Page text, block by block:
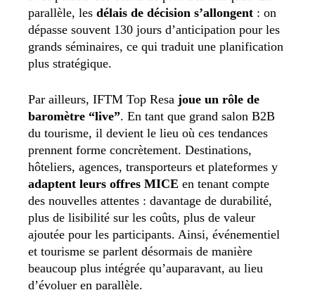
parallèle, les délais de décision s’allongent : on
dépasse souvent 130 jours d’anticipation pour les
grands séminaires, ce qui traduit une planification
plus stratégique.
Par ailleurs, IFTM Top Resa joue un rôle de
baromètre “live”. En tant que grand salon B2B
du tourisme, il devient le lieu où ces tendances
prennent forme concrètement. Destinations,
hôteliers, agences, transporteurs et plateformes y
adaptent leurs offres MICE en tenant compte
des nouvelles attentes : davantage de durabilité,
plus de lisibilité sur les coûts, plus de valeur
ajoutée pour les participants. Ainsi, événementiel
et tourisme se parlent désormais de manière
beaucoup plus intégrée qu’auparavant, au lieu
d’évoluer en parallèle.